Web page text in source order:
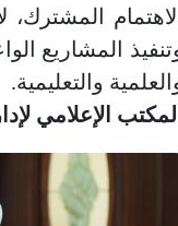
المشترك،
المشاريع
والتعليمية.
الإعلامي